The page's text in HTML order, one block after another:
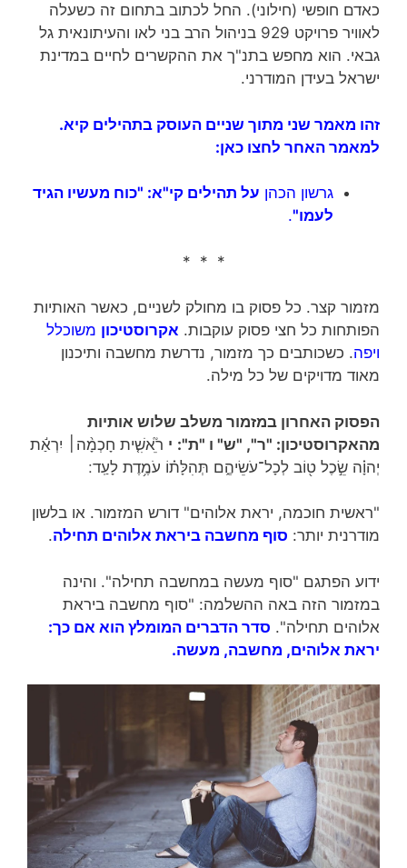
כאדם חופשי (חילוני). החל לכתוב בתחום זה כשעלה
לאוויר פרויקט 929 בניהול הרב בני לאו והעיתונאית גל
גבאי. הוא מחפש בתנ"ך את ההקשרים לחיים במדינת
ישראל בעידן המודרני.
זהו מאמר שני מתוך שניים העוסק בתהילים קיא.
למאמר האחר לחצו כאן:
גרשון הכהן על תהילים קי"א: "כוח מעשיו הגיד
לעמו".
* * *
מזמור קצר. כל פסוק בו מחולק לשניים, כאשר האותיות
הפותחות כל חצי פסוק עוקבות. אקרוסטיכון משוכלל
ויפה. כשכותבים כך מזמור, נדרשת מחשבה ותיכנון
מאוד מדויקים של כל מילה.
הפסוק האחרון במזמור משלב שלוש אותיות
מהאקרוסטיכון: "ר", "ש" ו "ת": י ראשִׁ֤ית חָכְמָ֨ה׀ יִרְאַ֬ת
יְהוָ֗ה שֵׂ֣כֶל ט֖וֹב לְכָל־עֹשֵׂיהֶ֑ם תְּהִלָּת֗וֹ עֹמֶ֥דֶת לָעַֽד ׃
"ראשית חוכמה, יראת אלוהים" דורש המזמור. או בלשון
מודרנית יותר: סוף מחשבה ביראת אלוהים תחילה.
ידוע הפתגם "סוף מעשה במחשבה תחילה". והינה
במזמור הזה באה ההשלמה: "סוף מחשבה ביראת
אלוהים תחילה". סדר הדברים המומלץ הוא אם כך:
יראת אלוהים, מחשבה, מעשה.